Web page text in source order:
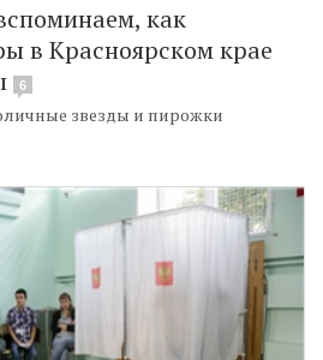
как
в Красноярском крае
6
звезды и пирожки